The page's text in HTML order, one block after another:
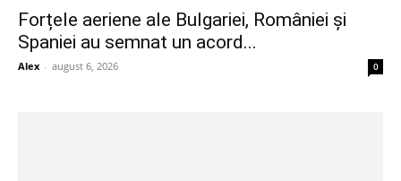
Forțele aeriene ale Bulgariei, României și
Spaniei au semnat un acord...
Alex - august 6, 2026 0